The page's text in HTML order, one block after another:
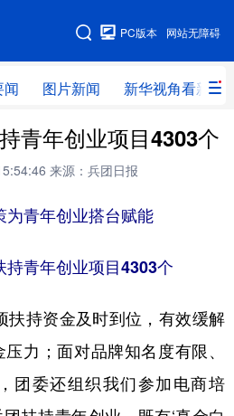
网站无障碍
PC版本
闻 图片新闻 新华视角看新疆
网站地图
图片新闻 新华视角看新疆
上海 江苏
福建 江西
湖北 湖南
青年创业项目4303个
来源：兵团日报
为青年创业搭台赋能
持青年创业项目4303个
持资金及时到位，有效缓解
力；面对品牌知名度有限、
团委还组织我们参加电商培